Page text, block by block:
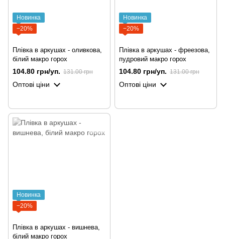
Новинка
−20%
Плівка в аркушах - оливкова,
білий макро горох
104.80 грн/уп. 131.00 грн
Оптові ціни
Новинка
−20%
Плівка в аркушах - фреезова,
пудровий макро горох
104.80 грн/уп. 131.00 грн
Оптові ціни
Новинка
−20%
Плівка в аркушах - вишнева,
білий макро горох